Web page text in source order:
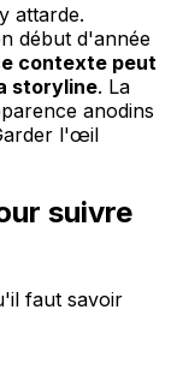
attarde.
début d'année
contexte peut
storyline. La
anodins
l'œil
suivre
faut savoir